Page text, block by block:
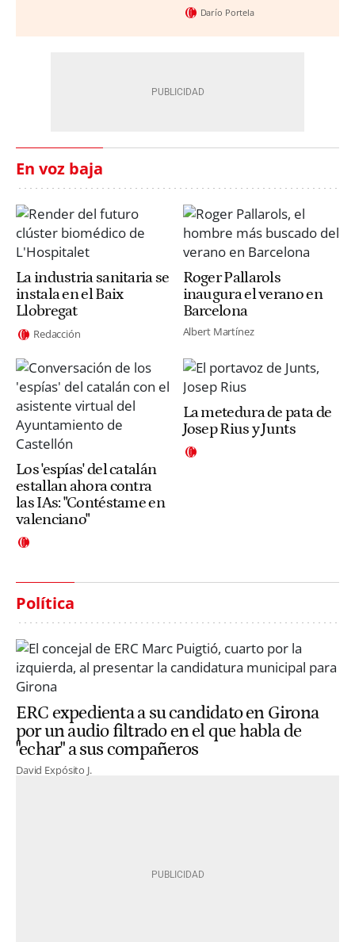
Darío Portela
En voz baja
La industria sanitaria se
instala en el Baix
Llobregat
Redacción
Roger Pallarols
inaugura el verano en
Barcelona
Albert Martínez
Los 'espías' del catalán
estallan ahora contra
las IAs: "Contéstame en
valenciano"
La metedura de pata de
Josep Rius y Junts
Política
ERC expedienta a su candidato en Girona
por un audio filtrado en el que habla de
"echar" a sus compañeros
David Expósito J.